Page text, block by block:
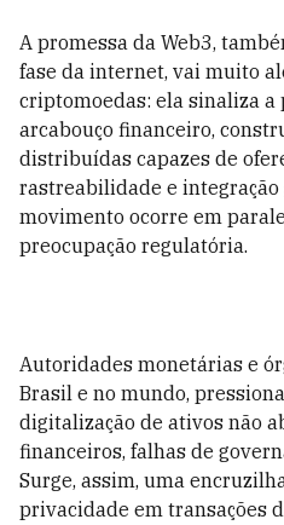
A promessa da Web3,
fase da internet, vai muito
criptomoedas: ela sinaliza
arcabouço financeiro,
distribuídas capazes de
rastreabilidade e integração
movimento ocorre em
preocupação regulatória.
Autoridades monetárias e
Brasil e no mundo,
digitalização de ativos não
financeiros, falhas de
Surge, assim, uma
privacidade em transações